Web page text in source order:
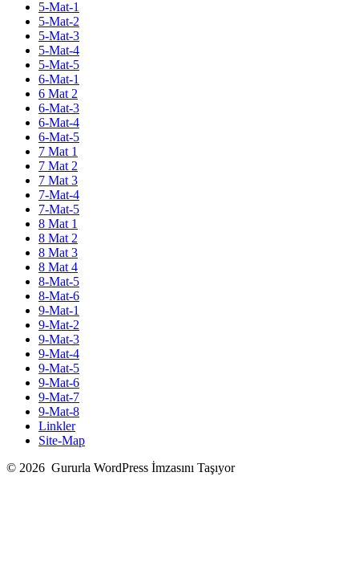
5-Mat-1
5-Mat-2
5-Mat-3
5-Mat-4
5-Mat-5
6-Mat-1
6 Mat 2
6-Mat-3
6-Mat-4
6-Mat-5
7 Mat 1
7 Mat 2
7 Mat 3
7-Mat-4
7-Mat-5
8 Mat 1
8 Mat 2
8 Mat 3
8 Mat 4
8-Mat-5
8-Mat-6
9-Mat-1
9-Mat-2
9-Mat-3
9-Mat-4
9-Mat-5
9-Mat-6
9-Mat-7
9-Mat-8
Linkler
Site-Map
© 2026 Gururla WordPress İmzasını Taşıyor